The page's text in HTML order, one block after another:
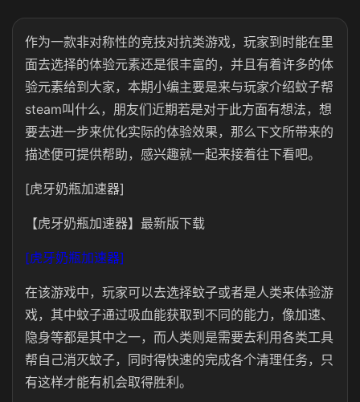
作为一款非对称性的竞技对抗类游戏，玩家到时能在里
面去选择的体验元素还是很丰富的，并且有着许多的体
验元素给到大家，本期小编主要是来与玩家介绍蚊子帮
steam叫什么，朋友们近期若是对于此方面有想法，想
要去进一步来优化实际的体验效果，那么下文所带来的
描述便可提供帮助，感兴趣就一起来接着往下看吧。
[虎牙奶瓶加速器]
【虎牙奶瓶加速器】最新版下载
[虎牙奶瓶加速器]
在该游戏中，玩家可以去选择蚊子或者是人类来体验游
戏，其中蚊子通过吸血能获取到不同的能力，像加速、
隐身等都是其中之一，而人类则是需要去利用各类工具
帮自己消灭蚊子，同时得快速的完成各个清理任务，只
有这样才能有机会取得胜利。